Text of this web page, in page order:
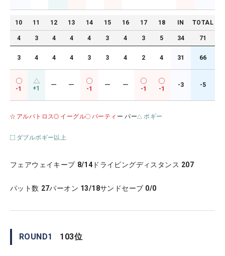
10 11 12 13 14 15 16 17 18 IN TOTAL
4 3 4 4 4 3 4 3 5 34 71
3 4 4 4 3 3 4 2 4 31 66
-1 +1 ー ー
-1
ー ー
-1 -1
-3 -5
アルバトロス イーグル バーティ ー パー ボギー
ダブルボギー以上
フェアウェイキープ 8/14 ドライビングディスタンス 207
パット数 27パーオン 13/18サンドセーブ 0/0
ROUND1 103位